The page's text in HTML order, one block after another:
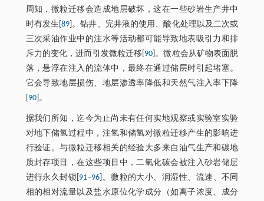
周知，微粒迁移会造成地层破坏，这在一些砂岩生产井中
时有发生[89 ]。钻井、完井液的使用、酸化处理以及二次或
三次采油作业中的注水等活动都可能导致地表吸引力和排
斥力的变化，进而引发微粒迁移[ 90 ]。微粒会从矿物表面脱
落，悬浮在注入的流体中，最终在通过储层时引起堵塞。
它会导致地层损伤、地层渗透率降低和天然气注入率下降
90]。
据我们所知，迄今为止尚未有任何实地观察或实验室实验
对地下储氢过程中，注氢和储氢对微粒迁移产生的影响进
行验证。与微粒迁移相关的经验大多来自油气生产和碳地
质封存项目，在这些项目中，二氧化碳会被注入砂岩储层
进行永久封锁[ 91‒96 ]。微粒的大小、润湿性、流速、不同
相的相对流量以及盐水原位化学成分（如离子浓度、成分